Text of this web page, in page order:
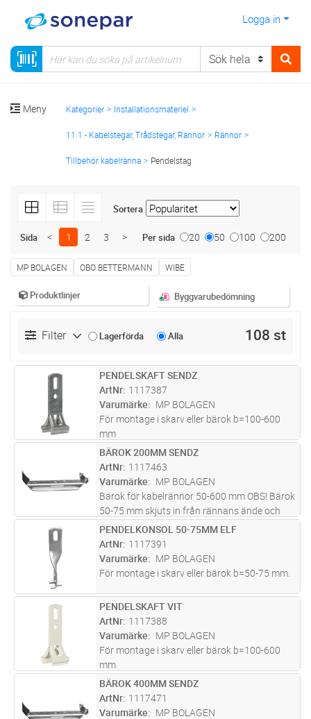
Logga in
Meny Kategorier Installationsmateriel
11.1 - Kabelstegar, Trådstegar, Rännor Rännor
Tillbehör kabelränna Pendelstag
Sortera
Sida < 1 2 3 > Per sida 20 50 100 200
MP BOLAGEN OBO BETTERMANN WIBE
Produktlinjer Byggvarubedömning
Filter Lagerförda Alla 108 st
ST Lägg i kundvagn
PENDELSKAFT SENDZ
ArtNr 1117387
Varumärke
MP BOLAGEN
För montage i skarv eller bärok b=100-600
mm
ST Lägg i kundvagn
BÄROK 200MM SENDZ
ArtNr 1117463
Varumärke
MP BOLAGEN
Bärok för kabelrännor 50-600 mm OBS! Bärok
50-75 mm skjuts in från rännans ände och
kan endast användas för mittpendelmontage.
Maxlast bärok = 150 kg vid jämnt fördelad
last. Brottlast: = 1,7 ggr...läs mer
ST Lägg i kundvagn
PENDELKONSOL 50-75MM ELF
ArtNr 1117391
Varumärke
MP BOLAGEN
För montage i skarv eller bärok b=50-75 mm.
ST Lägg i kundvagn
PENDELSKAFT VIT
ArtNr 1117388
Varumärke
MP BOLAGEN
För montage i skarv eller bärok b=100-600
mm
ST Lägg i kundvagn
BÄROK 400MM SENDZ
ArtNr 1117471
Varumärke
MP BOLAGEN